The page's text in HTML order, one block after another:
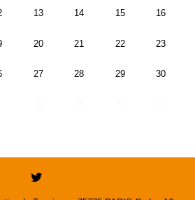
13 14 15 16
20 21 22 23
27 28 29 30